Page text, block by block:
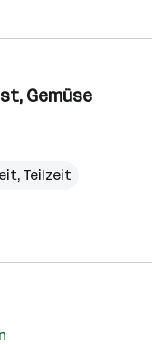
Gemüse
Teilzeit